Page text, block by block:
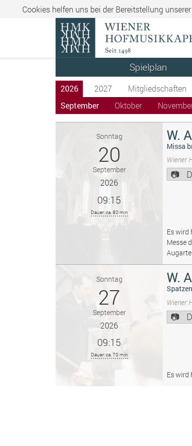
Cookies helfen uns bei der Bereitstellung
Spielplan
2026 2027 Mitgliedschaften
September
Oktober
Sonntag
20
September
2026
09:15
Dauer: ca. 80 min
W.
Missa
Wiener
Es wird
Messe
Sonntag
27
September
2026
09:15
Dauer: ca. 70 min
W.
Wiener
Es wird